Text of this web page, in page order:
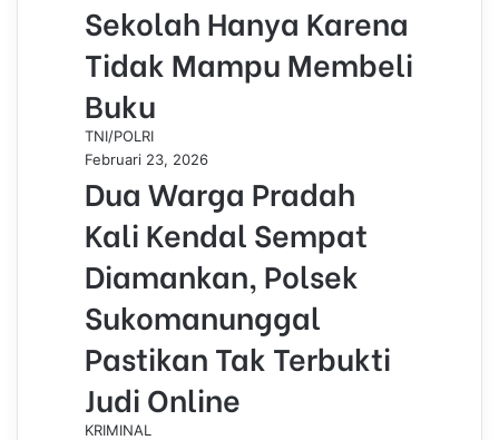
Sekolah Hanya Karena
Tidak Mampu Membeli
Buku
TNI/POLRI
Februari 23, 2026
Dua Warga Pradah
Kali Kendal Sempat
Diamankan, Polsek
Sukomanunggal
Pastikan Tak Terbukti
Judi Online
KRIMINAL